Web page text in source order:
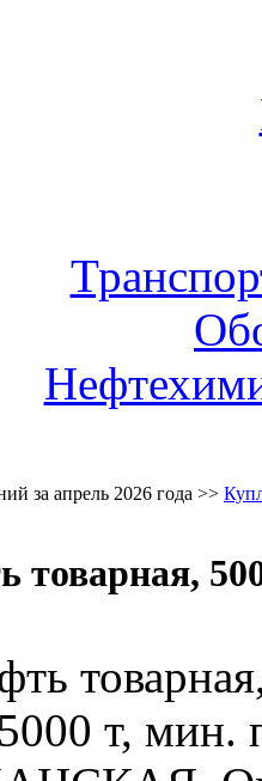
за апрель 2026 года >>
товарная,
т, мин.